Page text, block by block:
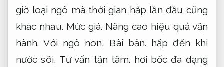
giờ loại ngô mà thời gian hấp lần đầu cũng
khác nhau. Mức giá. Nâng cao hiệu quả vận
hành. Với ngô non, Bài bản. hấp đến khi
nước sôi, Tư vấn tận tâm. hơi bốc đa dạng